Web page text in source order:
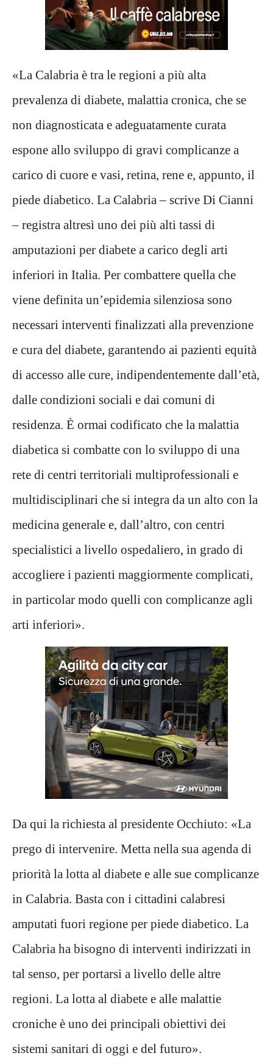
«La Calabria è tra le regioni a più alta
prevalenza di diabete, malattia cronica, che se
non diagnosticata e adeguatamente curata
espone allo sviluppo di gravi complicanze a
carico di cuore e vasi, retina, rene e, appunto, il
piede diabetico. La Calabria – scrive Di Cianni
– registra altresì uno dei più alti tassi di
amputazioni per diabete a carico degli arti
inferiori in Italia. Per combattere quella che
viene definita un’epidemia silenziosa sono
necessari interventi finalizzati alla prevenzione
e cura del diabete, garantendo ai pazienti equità
di accesso alle cure, indipendentemente dall’età,
dalle condizioni sociali e dai comuni di
residenza. È ormai codificato che la malattia
diabetica si combatte con lo sviluppo di una
rete di centri territoriali multiprofessionali e
multidisciplinari che si integra da un alto con la
medicina generale e, dall’altro, con centri
specialistici a livello ospedaliero, in grado di
accogliere i pazienti maggiormente complicati,
in particolar modo quelli con complicanze agli
arti inferiori».
Da qui la richiesta al presidente Occhiuto: «La
prego di intervenire. Metta nella sua agenda di
priorità la lotta al diabete e alle sue complicanze
in Calabria. Basta con i cittadini calabresi
amputati fuori regione per piede diabetico. La
Calabria ha bisogno di interventi indirizzati in
tal senso, per portarsi a livello delle altre
regioni. La lotta al diabete e alle malattie
croniche è uno dei principali obiettivi dei
sistemi sanitari di oggi e del futuro».